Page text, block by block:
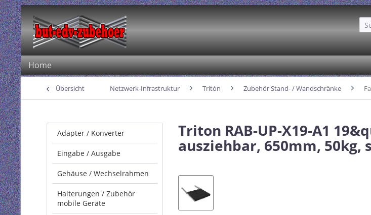
Home
Übersicht Netzwerk-Infrastruktur Tritón Zubehör Stand- / Wandschränke
Adapter / Konverter
Eingabe / Ausgabe
Gehäuse / Wechselrahmen
Halterungen / Zubehör
mobile Geräte
Triton RAB-UP-X19-A1
ausziehbar, 650mm, 50kg,